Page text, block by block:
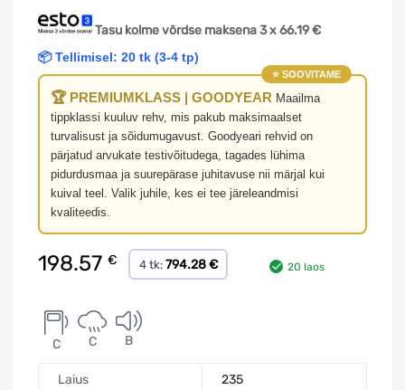
Tasu kolme võrdse maksena 3 x66.19€
📦 Tellimisel: 20 tk (3-4 tp)
⭐ SOOVITAME
🏆 PREMIUMKLASS | GOODYEAR Maailma
tippklassi kuuluv rehv, mis pakub maksimaalset
turvalisust ja sõidumugavust. Goodyeari rehvid on
pärjatud arvukate testivõitudega, tagades lühima
pidurdusmaa ja suurepärase juhitavuse nii märjal kui
kuival teel. Valik juhile, kes ei tee järeleandmisi
kvaliteedis.
198.57 € 4 tk: 794.28 € 20 laos
C C B
Laius 235